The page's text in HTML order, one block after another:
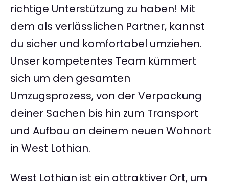
richtige Unterstützung zu haben! Mit
dem als verlässlichen Partner, kannst
du sicher und komfortabel umziehen.
Unser kompetentes Team kümmert
sich um den gesamten
Umzugsprozess, von der Verpackung
deiner Sachen bis hin zum Transport
und Aufbau an deinem neuen Wohnort
in West Lothian.
West Lothian ist ein attraktiver Ort, um